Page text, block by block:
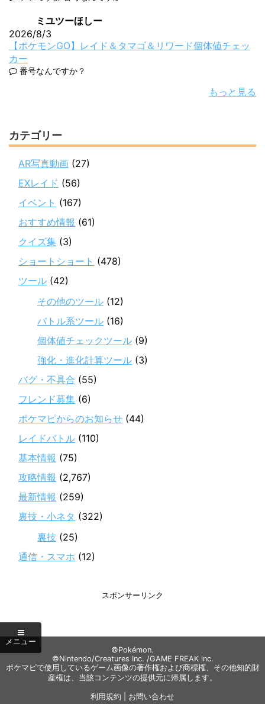
ミユツーほしー
2026/8/3
【ポケモンGO】レイド＆タマゴ＆リワード個体値チェッ
カー
番号なんですか？
もっと見る
カテゴリー
AR写真動画 (27)
EXレイド (56)
イベント (167)
おすすめ情報 (61)
クイズ集 (3)
ショートショート (478)
ツール (42)
その他のツール (12)
バトル系ツール (16)
個体値チェックツール (9)
強化・進化計算ツール (3)
バグ・不具合 (55)
フレンド募集 (6)
ポケマピからのお知らせ (44)
レイドバトル (110)
基本情報 (75)
攻略情報 (2,767)
最新情報 (259)
裏技・小ネタ (322)
裏技 (25)
通信・スマホ (12)
スポンサーリンク
©Pokémon.
©Nintendo/Creatures Inc. /GAME FREAK inc.
ポケマピで使用しているゲーム画像の著作権および商標権、その他知的財
産権は、当該コンテンツの提供元に帰属します。
利用規約 お問い合わせ